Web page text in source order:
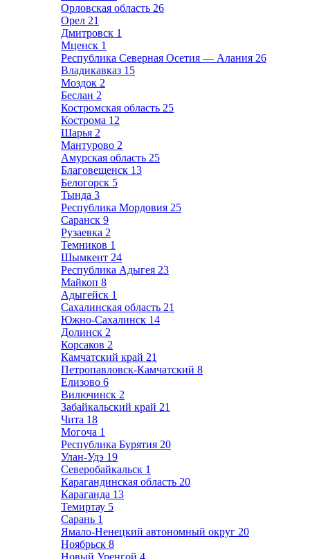
Орловская область 26
Орел 21
Дмитровск 1
Мценск 1
Республика Северная Осетия — Алания 26
Владикавказ 15
Моздок 2
Беслан 2
Костромская область 25
Кострома 12
Шарья 2
Мантурово 2
Амурская область 25
Благовещенск 13
Белогорск 5
Тында 3
Республика Мордовия 25
Саранск 9
Рузаевка 2
Темников 1
Шымкент 24
Республика Адыгея 23
Майкоп 8
Адыгейск 1
Сахалинская область 21
Южно-Сахалинск 14
Долинск 2
Корсаков 2
Камчатский край 21
Петропавловск-Камчатский 8
Елизово 6
Вилючинск 2
Забайкальский край 21
Чита 18
Могоча 1
Республика Бурятия 20
Улан-Удэ 19
Северобайкальск 1
Карагандинская область 20
Караганда 13
Темиртау 5
Сарань 1
Ямало-Ненецкий автономный округ 20
Ноябрьск 8
Новый Уренгой 4